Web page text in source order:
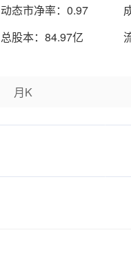
动态市净率： 0.97
总股本： 84.97亿
月K